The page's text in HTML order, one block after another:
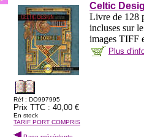
Réf : DO997995
Prix TTC : 40,00 €
En stock
TARIF PORT COMPRIS
Celtic
Livre de 128
incluses sur
images TIFF
Plus